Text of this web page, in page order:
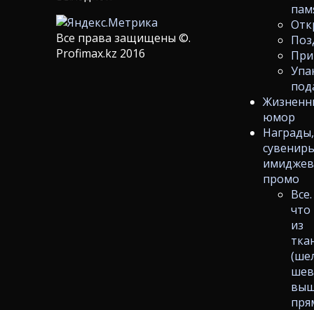
юмор
Награды,
промо
Все.
что
из
Все права защищены ©.
Profimax.kz 2016